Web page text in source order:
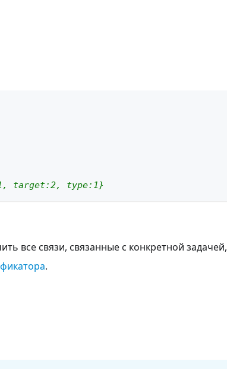
target:2, type:1}
все связи, связанные с конкретной задачей,
.